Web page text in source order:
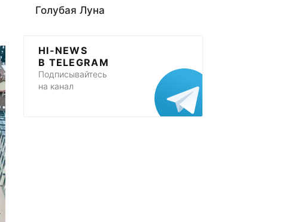
Голубая Луна
HI-NEWS
В TELEGRAM
Подписывайтесь
на канал